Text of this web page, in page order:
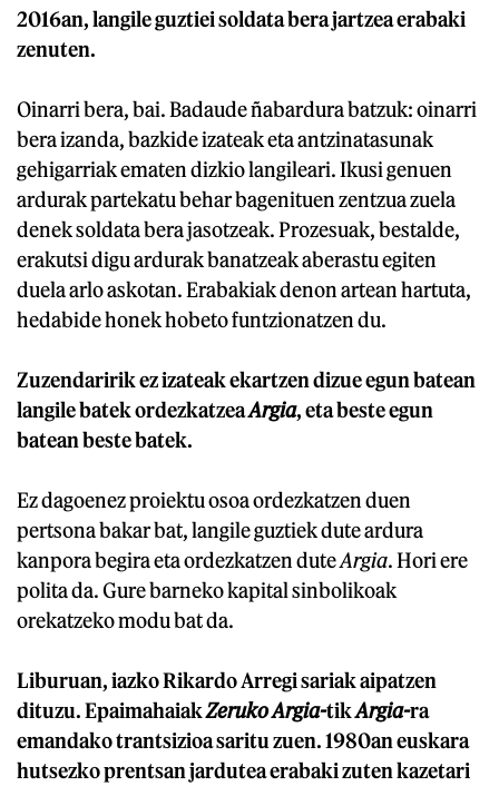
2016an, langile guztiei soldata bera jartzea erabaki
zenuten.
Oinarri bera, bai. Badaude ñabardura batzuk: oinarri
bera izanda, bazkide izateak eta antzinatasunak
gehigarriak ematen dizkio langileari. Ikusi genuen
ardurak partekatu behar bagenituen zentzua zuela
denek soldata bera jasotzeak. Prozesuak, bestalde,
erakutsi digu ardurak banatzeak aberastu egiten
duela arlo askotan. Erabakiak denon artean hartuta,
hedabide honek hobeto funtzionatzen du.
Zuzendaririk ez izateak ekartzen dizue egun batean
langile batek ordezkatzeaArgia, eta beste egun
batean beste batek.
Ez dagoenez proiektu osoa ordezkatzen duen
pertsona bakar bat, langile guztiek dute ardura
kanpora begira eta ordezkatzen duteArgia. Hori ere
polita da. Gure barneko kapital sinbolikoak
orekatzeko modu bat da.
Liburuan, iazko Rikardo Arregi sariak aipatzen
dituzu. EpaimahaiakZeruko Argia-tikArgia-ra
emandako trantsizioa saritu zuen. 1980an euskara
hutsezko prentsan jardutea erabaki zuten kazetari